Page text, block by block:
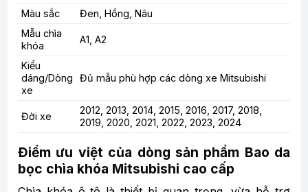
Màu sắc
Đen, Hồng, Nâu
Mẫu chìa
khóa
A1, A2
Kiểu
dáng/Dòng
xe
Đủ mẫu phù hợp các dòng xe Mitsubishi
Đời xe
2012, 2013, 2014, 2015, 2016, 2017, 2018,
2019, 2020, 2021, 2022, 2023, 2024
Điểm ưu việt của dòng sản phẩm Bao da
bọc chìa khóa Mitsubishi cao cấp